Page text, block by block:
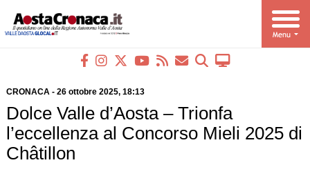
CRONACA- 26 ottobre 2025, 18:13
Dolce Valle d’Aosta – Trionfa
l’eccellenza al Concorso Mieli 2025 di
Châtillon